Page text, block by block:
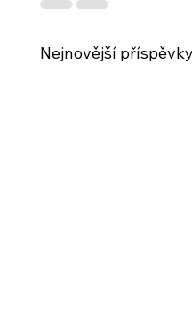
Nejnovější příspěvky